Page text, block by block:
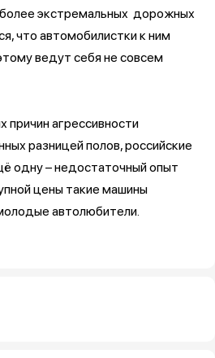
экстремальных дорожных
что автомобилистки к ним
ведут себя не совсем
причин агрессивности
разницей полов, российские
одну – недостаточный опыт
цены такие машины
автолюбители.